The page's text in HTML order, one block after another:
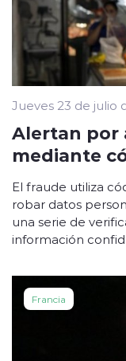
Jueves 23 de julio
Alertan por
mediante
El fraude utiliza
robar datos
una serie de
información
Francia